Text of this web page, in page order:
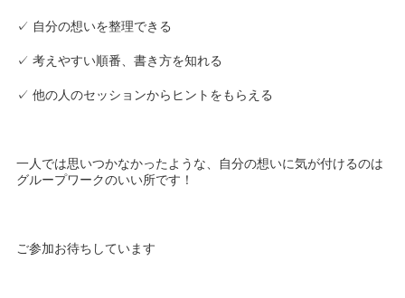
✓ 自分の想いを整理できる
✓ 考えやすい順番、書き方を知れる
✓ 他の人のセッションからヒントをもらえる
一人では思いつかなかったような、自分の想いに気が付けるのは
グループワークのいい所です！
ご参加お待ちしています